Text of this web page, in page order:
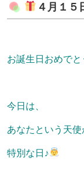
４月１５
お誕生日おめでと
今日は、
あなたという天
特別な日♪